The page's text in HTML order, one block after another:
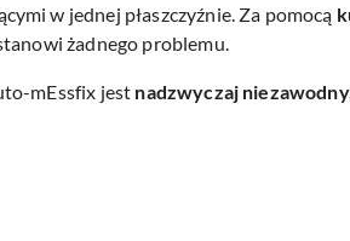
w jednej płaszczyźnie. Za pomocą
żadnego problemu.
mEssfix jest nadzwyczaj